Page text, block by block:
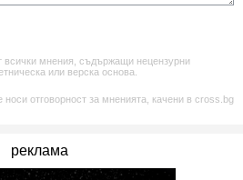
мнения, съдържащи нецензурни
или верска основа.
отговорност за мненията, качени в cross.bg
реклама